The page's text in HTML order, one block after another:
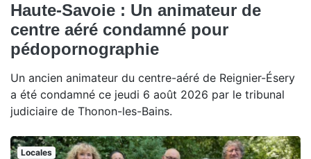
Haute-Savoie : Un animateur de
centre aéré condamné pour
pédopornographie
Un ancien animateur du centre-aéré de Reignier-Ésery
a été condamné ce jeudi 6 août 2026 par le tribunal
judiciaire de Thonon-les-Bains.
Locales